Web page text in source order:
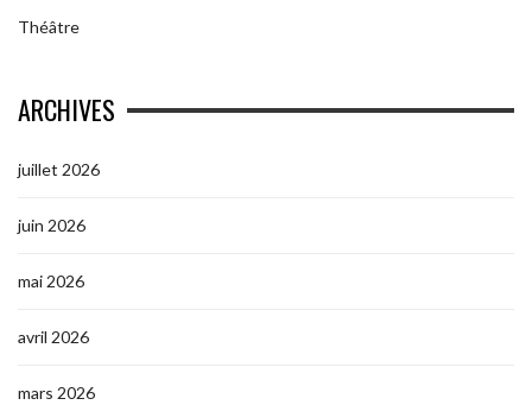
Théâtre
ARCHIVES
juillet 2026
juin 2026
mai 2026
avril 2026
mars 2026